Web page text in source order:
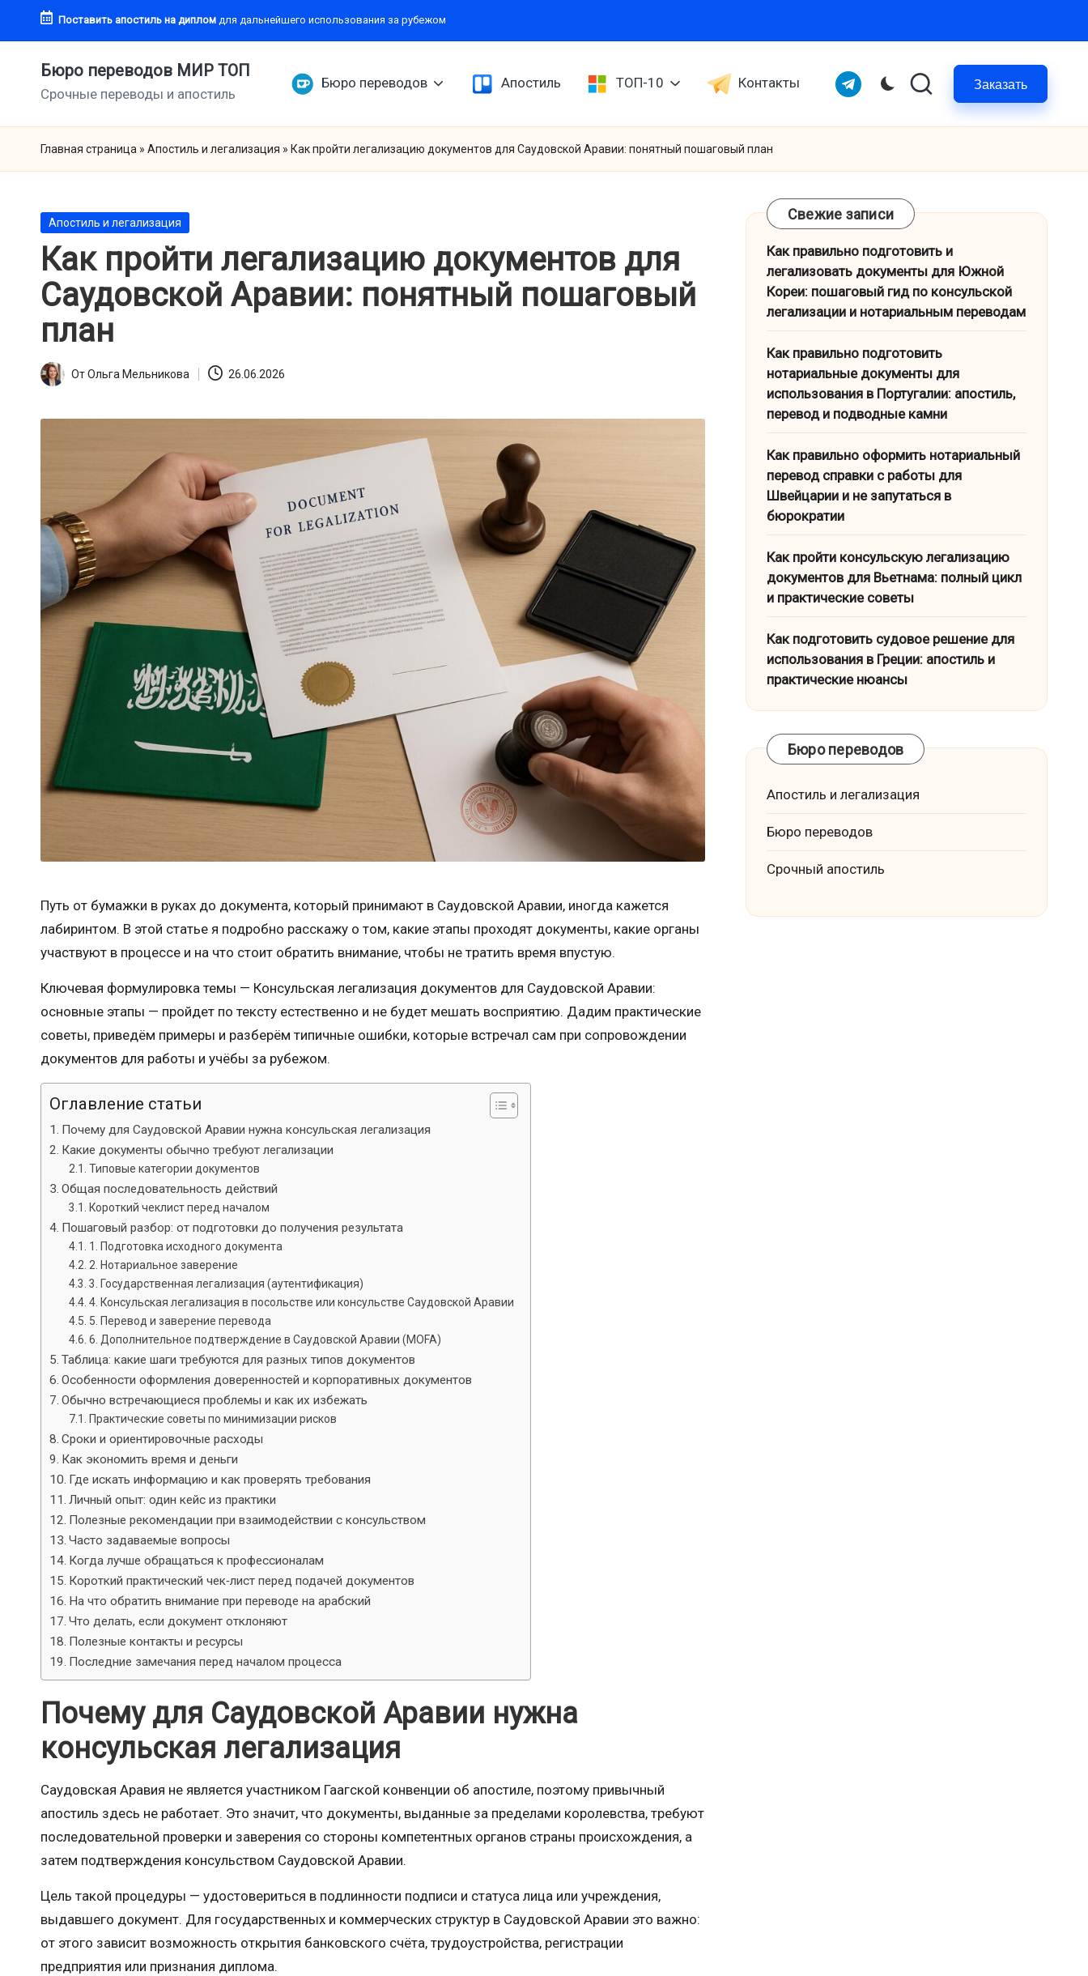
Перейти
содержимому
Поставить апостиль на диплом для дальнейшего использования за рубежом
Бюро переводов МИР ТОП
Срочные переводы и апостиль
Бюро переводов Апостиль ТОП-10 Контакты Telegram Заказать
Главная страница » Апостиль и легализация » Как пройти легализацию документов для Саудовской Аравии: понятный пошаговый план
Опубликовано
Апостиль и легализация
Как пройти легализацию документов для
Саудовской Аравии: понятный пошаговый
план
Запись
ОтОльга Мельникова 26.06.2026
Путь от бумажки в руках до документа, который принимают в Саудовской Аравии, иногда кажется
лабиринтом. В этой статье я подробно расскажу о том, какие этапы проходят документы, какие органы
участвуют в процессе и на что стоит обратить внимание, чтобы не тратить время впустую.
Ключевая формулировка темы — Консульская легализация документов для Саудовской Аравии:
основные этапы — пройдет по тексту естественно и не будет мешать восприятию. Дадим практические
советы, приведём примеры и разберём типичные ошибки, которые встречал сам при сопровождении
документов для работы и учёбы за рубежом.
Оглавление статьи
Почему для Саудовской Аравии нужна консульская легализация
Какие документы обычно требуют легализации
Типовые категории документов
Общая последовательность действий
Короткий чеклист перед началом
Пошаговый разбор: от подготовки до получения результата
1. Подготовка исходного документа
2. Нотариальное заверение
3. Государственная легализация (аутентификация)
4. Консульская легализация в посольстве или консульстве Саудовской Аравии
5. Перевод и заверение перевода
6. Дополнительное подтверждение в Саудовской Аравии (MOFA)
Таблица: какие шаги требуются для разных типов документов
Особенности оформления доверенностей и корпоративных документов
Обычно встречающиеся проблемы и как их избежать
Практические советы по минимизации рисков
Сроки и ориентировочные расходы
Как экономить время и деньги
Где искать информацию и как проверять требования
Личный опыт: один кейс из практики
Полезные рекомендации при взаимодействии с консульством
Часто задаваемые вопросы
Когда лучше обращаться к профессионалам
Короткий практический чек‑лист перед подачей документов
На что обратить внимание при переводе на арабский
Что делать, если документ отклоняют
Полезные контакты и ресурсы
Последние замечания перед началом процесса
Почему для Саудовской Аравии нужна
консульская легализация
Саудовская Аравия не является участником Гаагской конвенции об апостиле, поэтому привычный
апостиль здесь не работает. Это значит, что документы, выданные за пределами королевства, требуют
последовательной проверки и заверения со стороны компетентных органов страны происхождения, а
затем подтверждения консульством Саудовской Аравии.
Цель такой процедуры — удостовериться в подлинности подписи и статуса лица или учреждения,
выдавшего документ. Для государственных и коммерческих структур в Саудовской Аравии это важно:
от этого зависит возможность открытия банковского счёта, трудоустройства, регистрации
предприятия или признания диплома.
Свежие записи
Как правильно подготовить и
легализовать документы для Южной
Кореи: пошаговый гид по консульской
легализации и нотариальным переводам
Как правильно подготовить
нотариальные документы для
использования в Португалии: апостиль,
перевод и подводные камни
Как правильно оформить нотариальный
перевод справки с работы для
Швейцарии и не запутаться в
бюрократии
Как пройти консульскую легализацию
документов для Вьетнама: полный цикл
и практические советы
Как подготовить судовое решение для
использования в Греции: апостиль и
практические нюансы
Бюро переводов
Апостиль и легализация
Бюро переводов
Срочный апостиль